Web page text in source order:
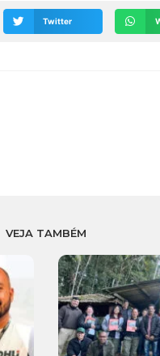
Twitter
VEJA TAMBÉM